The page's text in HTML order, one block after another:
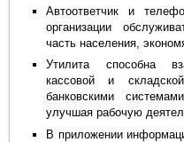
Автоответчик и
организации
часть населения,
Утилита способна
кассовой и
банковскими
улучшая рабочую
В приложении